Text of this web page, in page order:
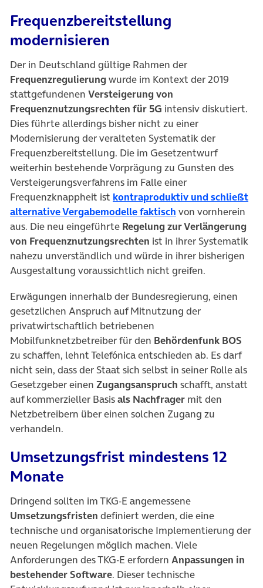
Frequenzbereitstellung
modernisieren
Der in Deutschland gültige Rahmen der
Frequenzregulierung wurde im Kontext der 2019
stattgefundenen Versteigerung von
Frequenznutzungsrechten für 5G intensiv diskutiert.
Dies führte allerdings bisher nicht zu einer
Modernisierung der veralteten Systematik der
Frequenzbereitstellung. Die im Gesetzentwurf
weiterhin bestehende Vorprägung zu Gunsten des
Versteigerungsverfahrens im Falle einer
Frequenzknappheit ist kontraproduktiv und schließt
alternative Vergabemodelle faktisch (öffnet in neuem
von vornherein
aus. Die neu eingeführte Regelung zur Verlängerung
von Frequenznutzungsrechten ist in ihrer Systematik
nahezu unverständlich und würde in ihrer bisherigen
Ausgestaltung voraussichtlich nicht greifen.
Erwägungen innerhalb der Bundesregierung, einen
gesetzlichen Anspruch auf Mitnutzung der
privatwirtschaftlich betriebenen
Mobilfunknetzbetreiber für den Behördenfunk BOS
zu schaffen, lehnt Telefónica entschieden ab. Es darf
nicht sein, dass der Staat sich selbst in seiner Rolle als
Gesetzgeber einen Zugangsanspruch schafft, anstatt
auf kommerzieller Basisals Nachfrager mit den
Netzbetreibern über einen solchen Zugang zu
verhandeln.
Umsetzungsfrist mindestens 12
Monate
Dringend sollten im TKG-E angemessene
Umsetzungsfristen definiert werden, die eine
technische und organisatorische Implementierung der
neuen Regelungen möglich machen. Viele
Anforderungen des TKG-E erfordern Anpassungen in
bestehender Software. Dieser technische